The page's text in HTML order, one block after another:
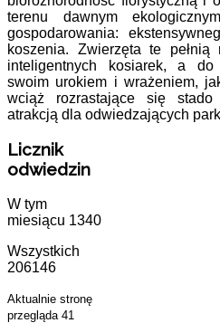
terenu dawnym
gospodarowania:
koszenia. Zwierzęta te pełnią
inteligentnych kosiarek, a do
swoim urokiem i wrażeniem,
wciąż rozrastające się stado
atrakcją dla odwiedzających
Licznik
odwiedzin
W tym
miesiącu 1340
Wszystkich
206146
Aktualnie stronę
przegląda 41